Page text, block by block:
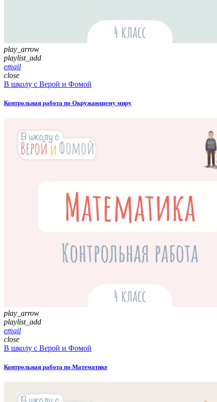
play_arrow
playlist_add
email
close
В школу с Верой и Фомой
Контрольная работа по Окружающему миру
play_arrow
playlist_add
email
close
В школу с Верой и Фомой
Контрольная работа по Математике